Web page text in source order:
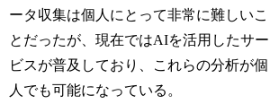
ータ収集は個人にとって非常に難しいこ
とだったが、現在ではAIを活用したサー
ビスが普及しており、これらの分析が個
人でも可能になっている。